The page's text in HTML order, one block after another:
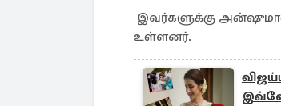
இவர்களுக்கு
உள்ளனர்.